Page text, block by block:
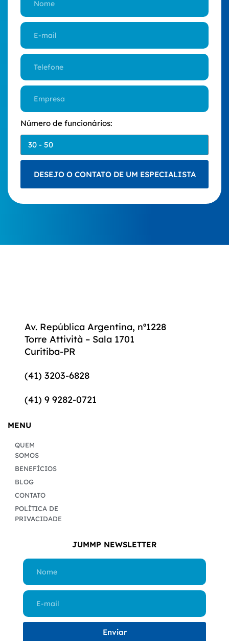
Número de funcionários:
DESEJO O CONTATO DE UM ESPECIALISTA
Av. República Argentina, nº1228
Torre Attività – Sala 1701
Curitiba-PR
(41) 3203-6828
(41) 9 9282-0721
MENU
QUEM
SOMOS
BENEFÍCIOS
BLOG
CONTATO
POLÍTICA DE
PRIVACIDADE
JUMMP NEWSLETTER
Enviar